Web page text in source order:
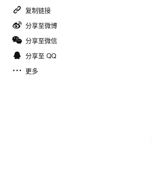
复制链接
分享至微博
分享至微信
分享至 QQ
更多